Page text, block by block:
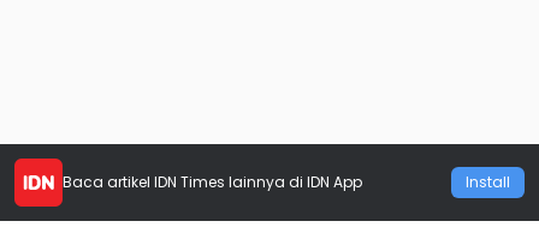
Baca artikel IDN Times lainnya di IDN App Install